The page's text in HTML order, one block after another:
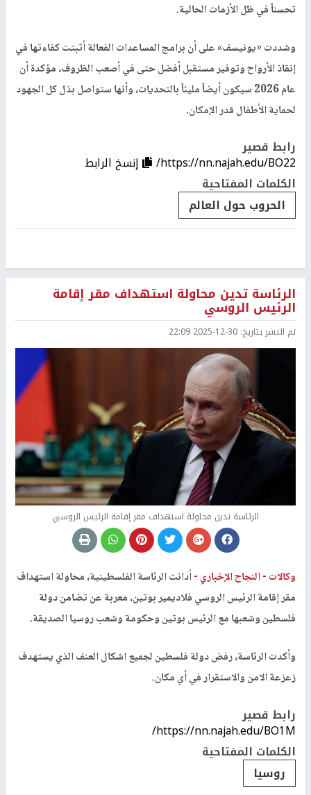
تحسناً في ظل الأزمات الحالية.
وشددت «يونيسف» على أن برامج المساعدات الفعالة أثبتت كفاءتها في
إنقاذ الأرواح وتوفير مستقبل أفضل حتى في أصعب الظروف، مؤكدة أن
عام 2026 سيكون أيضاً مليئاً بالتحديات، وأنها ستواصل بذل كل الجهود
لحماية الأطفال قدر الإمكان.
رابط قصير
https://nn.najah.edu/BO22/
إنسخ الرابط
الكلمات المفتاحية
الحروب حول العالم
الرئاسة تدين محاولة استهداف مقر إقامة
الرئيس الروسي
تم النشر بتاريخ: 2025-12-30 22:09
الرئاسة تدين محاولة استهداف مقر إقامة الرئيس الروسي
وكالات -النجاح الإخباري -أدانت الرئاسة الفلسطينية، محاولة استهداف
مقر إقامة الرئيس الروسي فلاديمير بوتين، معربة عن تضامن دولة
فلسطين وشعبها مع الرئيس بوتين وحكومة وشعب روسيا الصديقة.
وأكدت الرئاسة، رفض دولة فلسطين لجميع اشكال العنف الذي يستهدف
زعزعة الامن والاستقرار في أي مكان.
رابط قصير
https://nn.najah.edu/BO1M/
الكلمات المفتاحية
روسيا